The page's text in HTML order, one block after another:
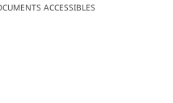
ACCESSIBLES